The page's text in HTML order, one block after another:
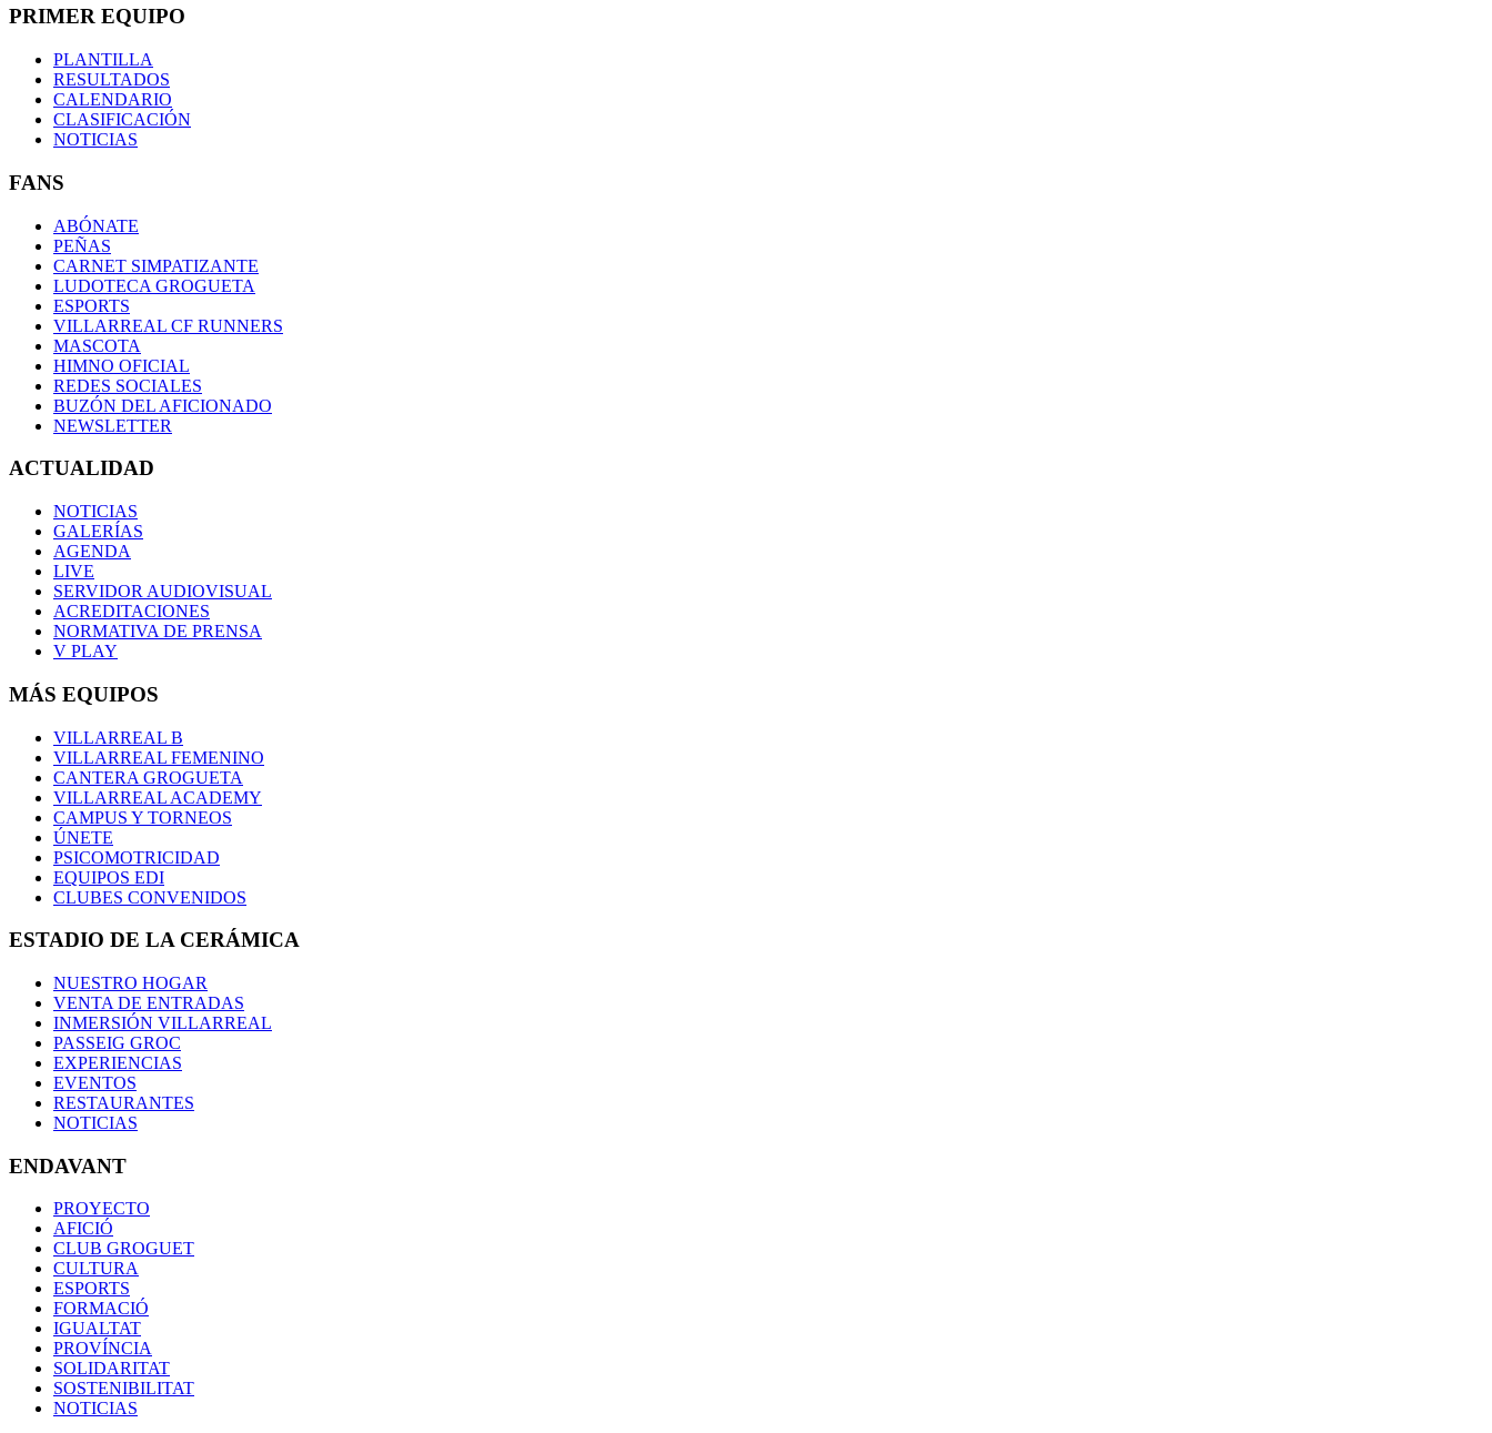
PRIMER EQUIPO
PLANTILLA
RESULTADOS
CALENDARIO
CLASIFICACIÓN
NOTICIAS
FANS
ABÓNATE
PEÑAS
CARNET SIMPATIZANTE
LUDOTECA GROGUETA
ESPORTS
VILLARREAL CF RUNNERS
MASCOTA
HIMNO OFICIAL
REDES SOCIALES
BUZÓN DEL AFICIONADO
NEWSLETTER
ACTUALIDAD
NOTICIAS
GALERÍAS
AGENDA
LIVE
SERVIDOR AUDIOVISUAL
ACREDITACIONES
NORMATIVA DE PRENSA
V PLAY
MÁS EQUIPOS
VILLARREAL B
VILLARREAL FEMENINO
CANTERA GROGUETA
VILLARREAL ACADEMY
CAMPUS Y TORNEOS
ÚNETE
PSICOMOTRICIDAD
EQUIPOS EDI
CLUBES CONVENIDOS
ESTADIO DE LA CERÁMICA
NUESTRO HOGAR
VENTA DE ENTRADAS
INMERSIÓN VILLARREAL
PASSEIG GROC
EXPERIENCIAS
EVENTOS
RESTAURANTES
NOTICIAS
ENDAVANT
PROYECTO
AFICIÓ
CLUB GROGUET
CULTURA
ESPORTS
FORMACIÓ
IGUALTAT
PROVÍNCIA
SOLIDARITAT
SOSTENIBILITAT
NOTICIAS